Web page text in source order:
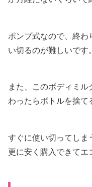
ポンプ式なので、終わ
い切るのが難しいです。
また、このボディミ
わったらボトルを捨て
すぐに使い切ってしま
更に安く購入できてエ